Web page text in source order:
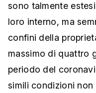
sono talmente
loro interno, ma
confini della
massimo di quattro
periodo del
simili condizioni